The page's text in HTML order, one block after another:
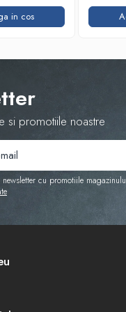
in cos
si promotiile noastre
cu promotiile